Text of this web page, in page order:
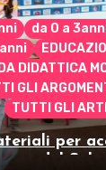
da 0 a
DIDATTICA
GLI
TUTTI GLI
per
del Sole